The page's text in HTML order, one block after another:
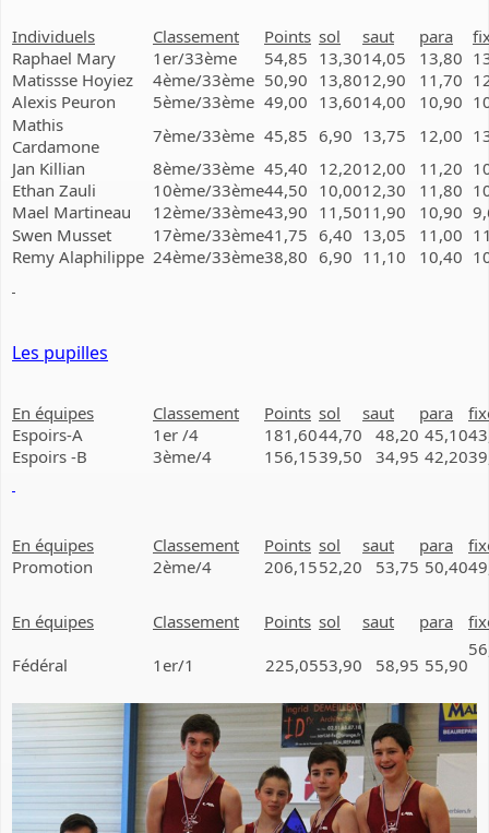
Individuels Classement Points sol saut para
Raphael Mary
1er/33ème 54,85 13,3014,05 13,80
Matissse Hoyiez
4ème/33ème 50,90 13,8012,90 11,70
Alexis Peuron
5ème/33ème 49,00 13,6014,00 10,90
Mathis
Cardamone
7ème/33ème 45,85 6,90 13,75 12,00
Jan Killian
8ème/33ème 45,40 12,2012,00 11,20
Ethan Zauli
10ème/33ème44,50 10,0012,30 11,80
Mael Martineau
12ème/33ème43,90 11,5011,90 10,90
Swen Musset
17ème/33ème41,75 6,40 13,05 11,00
Remy Alaphilippe 24ème/33ème38,80 6,90 11,10 10,40
Les pupilles
En équipes Classement Points sol saut para
Espoirs-A
1er /4 181,6044,70 48,20 45,10
Espoirs -B
3ème/4 156,1539,50 34,95 42,20
En équipes Classement Points sol saut para
Promotion
2ème/4 206,1552,20 53,75 50,40
En équipes Classement Points sol saut para
Fédéral
1er/1 225,0553,90 58,95 55,90